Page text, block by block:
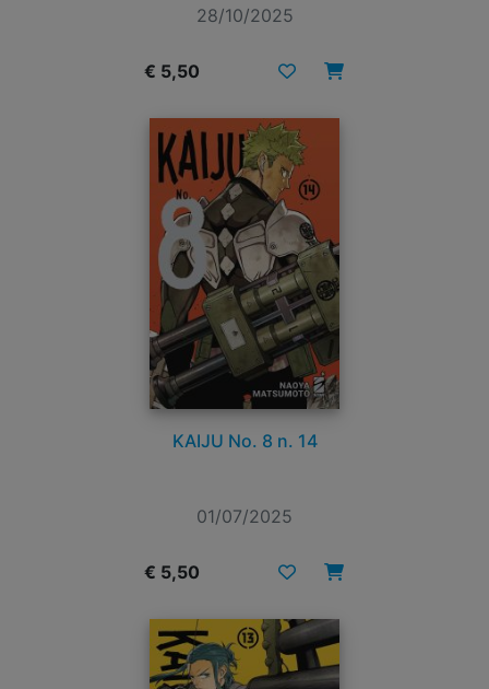
28/10/2025
€ 5,50
KAIJU No. 8 n. 14
01/07/2025
€ 5,50